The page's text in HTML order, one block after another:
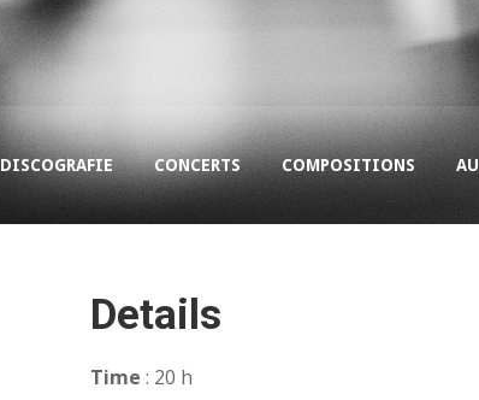
DISCOGRAFIE CONCERTS COMPOSITIONS
Details
Time : 20 h